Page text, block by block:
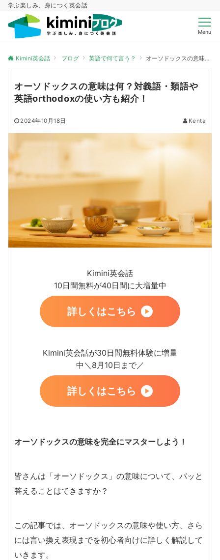
学ぶ楽しみ、身につく英会話
Menu
Kimini英会話 ブログ 英語で何て言う？ オーソドックスの意味は何？対義語・類語や英語orthodoxの使い方も紹介！
オーソドックスの意味は何？対義語・類語や
英語orthodoxの使い方も紹介！
2024年10月18日 Kenta
Kimini英会話
10日間無料が40日間に大増量中
詳しくはこちら
Kimini英会話が30日間無料体験に増量
中＼8月10日まで／
詳しくはこちら
オーソドックスの意味を完全にマスターしよう！
皆さんは「オーソドックス」の意味について、パッと
答えることはできますか？
この記事では、オーソドックスの意味や使い方、さら
には言い換え表現までを初心者向けに詳しく解説して
いきます。